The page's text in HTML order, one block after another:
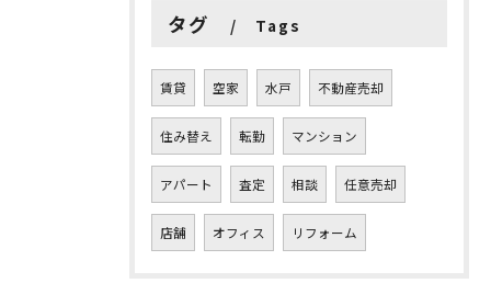
タグ Tags
賃貸 空家 水戸 不動産売却
住み替え 転勤 マンション
アパート 査定 相談 任意売却
店舗 オフィス リフォーム